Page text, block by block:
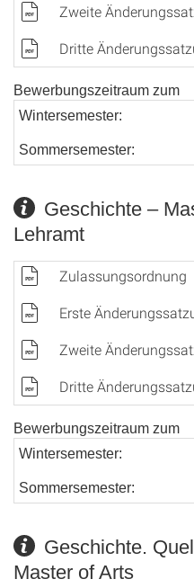
Zweite
Dritte
Bewerbungszeitraum zum
Wintersemester:
Sommersemester:
Geschichte –
Lehramt
Zulassungsordnung
Erste
Zweite
Dritte
Bewerbungszeitraum zum
Wintersemester:
Sommersemester:
Geschichte.
Master of Arts